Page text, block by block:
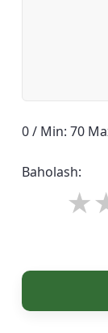
0 / Min: 70
Baholash: